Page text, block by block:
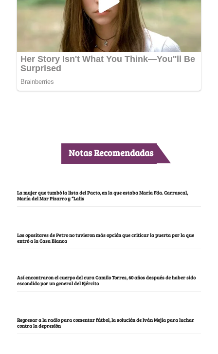
Notas Recomendadas
La mujer que tumbó la lista del Pacto, en la que estaba María Fda. Carrascal,
María del Mar Pizarro y “Lalis
Los opositores de Petro no tuvieron más opción que criticar la puerta por la que
entró a la Casa Blanca
Así encontraron el cuerpo del cura Camilo Torres, 60 años después de haber sido
escondido por un general del Ejército
Regresar a la radio para comentar fútbol, la solución de Iván Mejía para luchar
contra la depresión